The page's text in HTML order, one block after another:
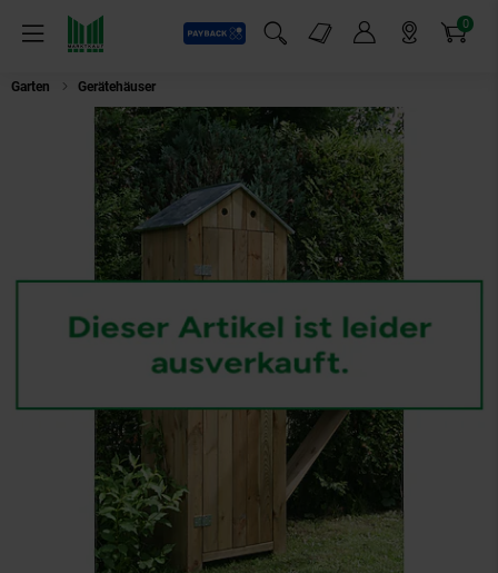
Menü
Payback
Suchfeld einblenden
Markt-Angebote 0
Artikel
Garten Gerätehäuser